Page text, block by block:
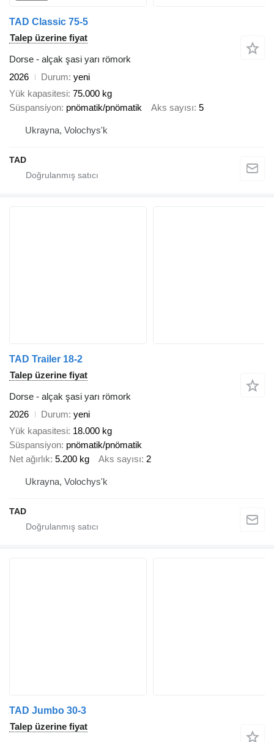
TAD Classic 75-5
Talep üzerine fiyat
Dorse - alçak şasi yarı römork
2026
Durum yeni
Yük kapasitesi 75.000 kg
Süspansiyon pnömatik/pnömatik Aks sayısı 5
Ukrayna, Volochys'k
TAD
TAD Trailer 18-2
Talep üzerine fiyat
Dorse - alçak şasi yarı römork
2026
Durum yeni
Yük kapasitesi 18.000 kg
Süspansiyon pnömatik/pnömatik
Net ağırlık 5.200 kg Aks sayısı 2
Ukrayna, Volochys'k
TAD
TAD Jumbo 30-3
Talep üzerine fiyat